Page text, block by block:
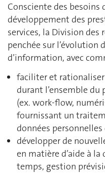
Consciente des besoins
développement des
services, la Division des
penchée sur l’évolution
d’information, avec
faciliter et rationaliser
durant l’ensemble du
(ex. work-flow,
fournissant un
données
développer de
en matière d’aide à
temps, gestion